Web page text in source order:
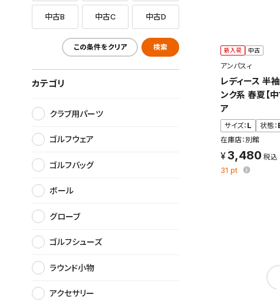
新入荷 中古
アンパスィ
レディース 半
ンク系 春夏【
ア
サイズ： L 状態：
在庫店：別館
3,480
31 pt
中古B 中古C 中古D
この条件をクリア 検索
カテゴリ
クラブ用パーツ
ゴルフウェア
ゴルフバッグ
ボール
グローブ
ゴルフシューズ
ラウンド小物
アクセサリー